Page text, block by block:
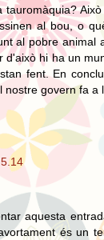
tauromàquia?
al bou, o
al pobre animal
d'això hi ha un
fent. En
nostre govern fa a
aquesta
és un